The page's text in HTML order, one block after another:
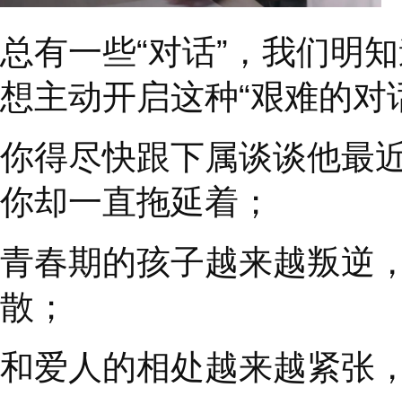
总有一些 “ 对话 ” ，我
想主动开启这种“艰难
你得尽快跟下属谈谈
你却一直拖延着；
青春期的孩子越来越